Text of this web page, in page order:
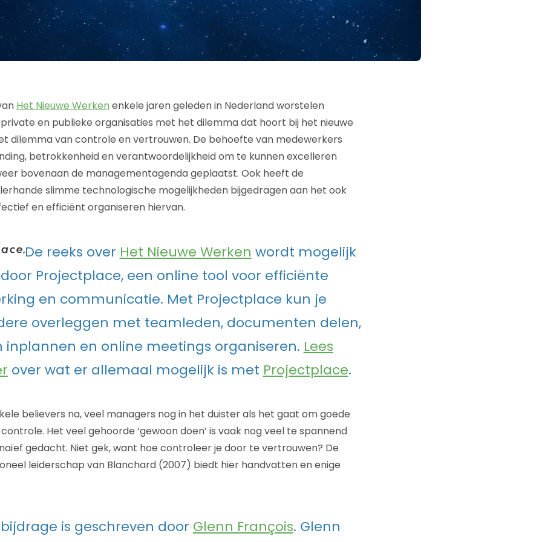
Het Nieuwe Werken enkele jaren geleden in Nederland worstelen
en publieke organisaties met het dilemma dat hoort bij het nieuwe
dilemma van controle en vertrouwen. De behoefte van medewerkers
betrokkenheid en verantwoordelijkheid om te kunnen excelleren
bovenaan de managementagenda geplaatst. Ook heeft de
slimme technologische mogelijkheden bijgedragen aan het ook
en efficiënt organiseren hiervan.
De reeks over Het Nieuwe Werken wordt mogelijk
Projectplace, een online tool voor efficiënte
en communicatie. Met Projectplace kun je
overleggen met teamleden, documenten delen,
inplannen en online meetings organiseren. Lees
over wat er allemaal mogelijk is met Projectplace.
believers na, veel managers nog in het duister als het gaat om goede
Het veel gehoorde ‘gewoon doen’ is vaak nog veel te spannend
gedacht. Niet gek, want hoe controleer je door te vertrouwen? De
leiderschap van Blanchard (2007) biedt hier handvatten en enige
is geschreven door Glenn François. Glenn